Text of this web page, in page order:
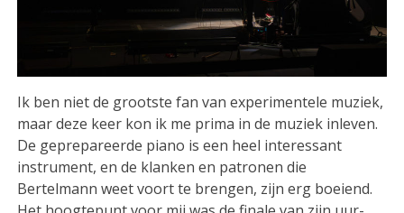
Ik ben niet de grootste fan van experimentele muziek,
maar deze keer kon ik me prima in de muziek inleven.
De geprepareerde piano is een heel interessant
instrument, en de klanken en patronen die
Bertelmann weet voort te brengen, zijn erg boeiend.